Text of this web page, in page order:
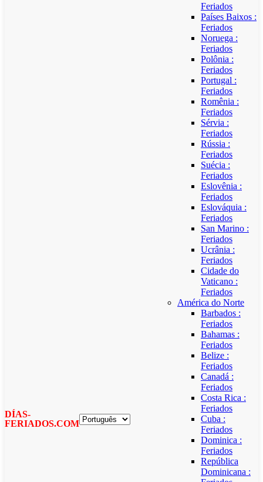
DÍAS-
FERIADOS.COM
Feriados
Países Baixos :
Feriados
Noruega :
Feriados
Polônia :
Feriados
Portugal :
Feriados
Romênia :
Feriados
Sérvia :
Feriados
Rússia :
Feriados
Suécia :
Feriados
Eslovênia :
Feriados
Eslováquia :
Feriados
San Marino :
Feriados
Ucrânia :
Feriados
Cidade do
Vaticano :
Feriados
América do Norte
Barbados :
Feriados
Bahamas :
Feriados
Belize :
Feriados
Canadá :
Feriados
Costa Rica :
Feriados
Cuba :
Feriados
Dominica :
Feriados
República
Dominicana :